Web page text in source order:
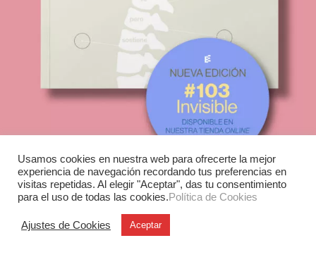
Usamos cookies en nuestra web para ofrecerte la mejor
experiencia de navegación recordando tus preferencias en
visitas repetidas. Al elegir "Aceptar", das tu consentimiento
para el uso de todas las cookies.Política de Cookies
Ajustes de Cookies Aceptar